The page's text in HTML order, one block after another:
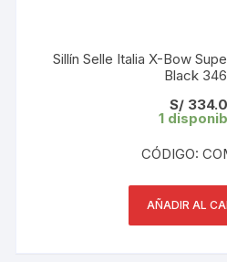
Sillín Selle Italia X-Bow
Black
S/
1
CÓDIGO:
AÑADIR AL